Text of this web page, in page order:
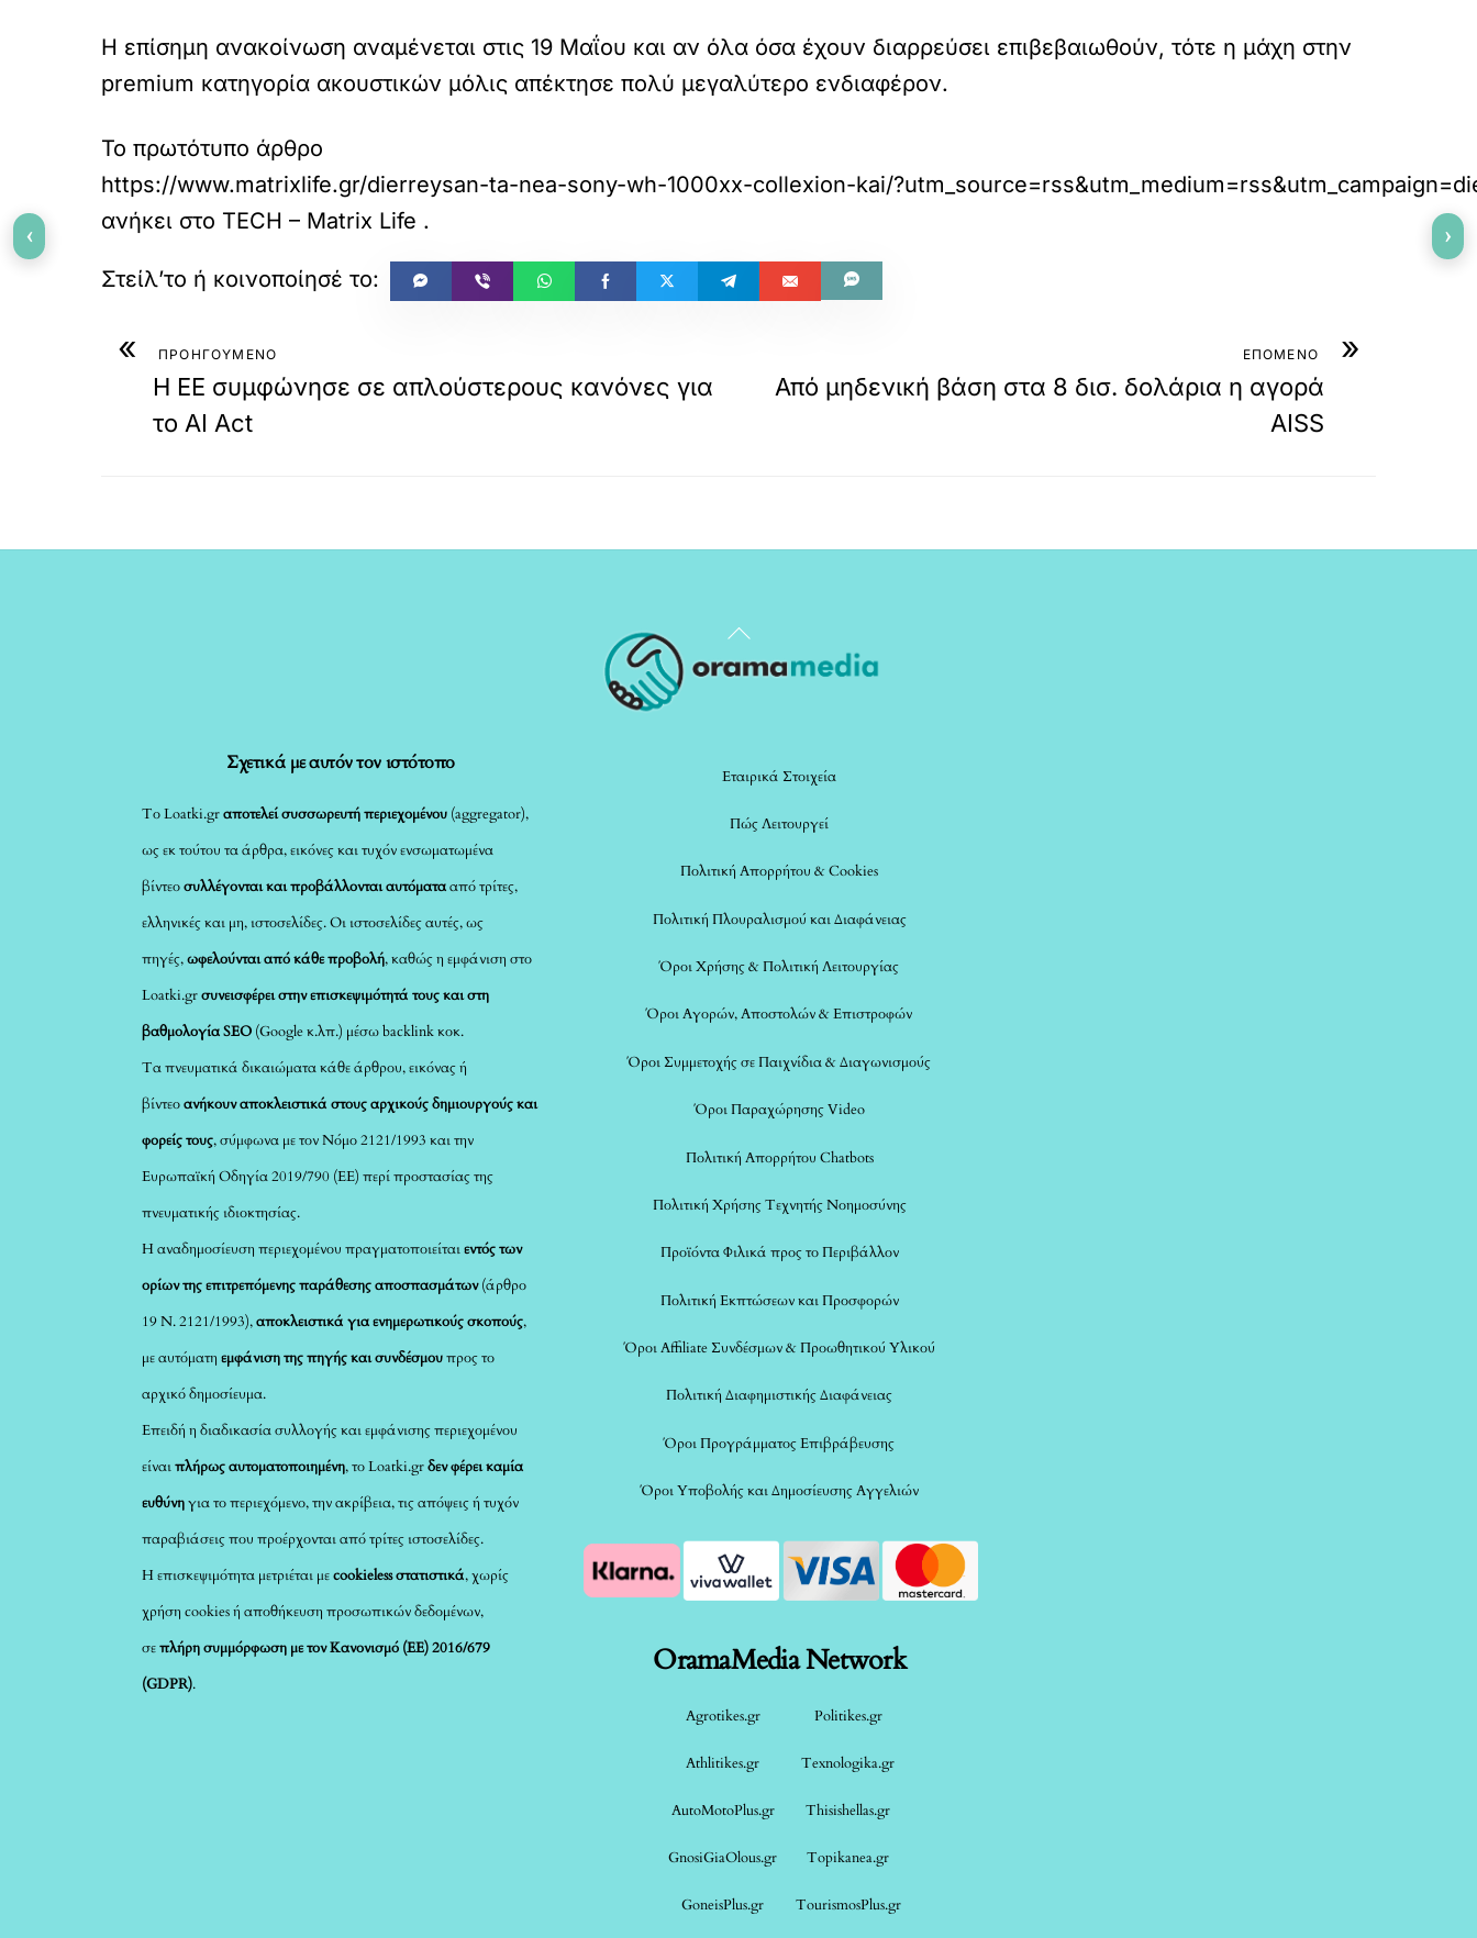
Η επίσημη ανακοίνωση αναμένεται στις 19 Μαΐου και αν όλα όσα έχουν διαρρεύσει επιβεβαιωθούν, τότε η μάχη στην
premium κατηγορία ακουστικών μόλις απέκτησε πολύ μεγαλύτερο ενδιαφέρον.
Το πρωτότυπο άρθρο
https://www.matrixlife.gr/dierreysan-ta-nea-sony-wh-1000xx-collexion-kai/
ανήκει στο TECH – Matrix Life .
« ΠΡΟΗΓΟΥΜΕΝΟ
Η ΕΕ συμφώνησε σε απλούστερους κανόνες για
το AI Act
»
ΕΠΟΜΕΝΟ
Από μηδενική βάση στα 8 δισ. δολάρια η αγορά
AISS
Back
To
Σχετικά με αυτόν τον ιστότοπο
Το Loatki.grαποτελεί συσσωρευτή περιεχομένου (aggregator),
ως εκ τούτου τα άρθρα, εικόνες και τυχόν ενσωματωμένα
βίντεοσυλλέγονται και προβάλλονται αυτόματααπό τρίτες,
ελληνικές και μη, ιστοσελίδες. Οι ιστοσελίδες αυτές, ως
πηγές,ωφελούνται από κάθε προβολή, καθώς η εμφάνιση στο
Loatki.grσυνεισφέρει στην επισκεψιμότητά τους και στη
βαθμολογία SEO (Google κ.λπ.) μέσω backlink κοκ.
Τα πνευματικά δικαιώματα κάθε άρθρου, εικόνας ή
βίντεοανήκουν αποκλειστικά στους αρχικούς δημιουργούς και
φορείς τους, σύμφωνα με τον Νόμο 2121/1993 και την
Ευρωπαϊκή Οδηγία 2019/790 (ΕΕ) περί προστασίας της
πνευματικής ιδιοκτησίας.
Η αναδημοσίευση περιεχομένου πραγματοποιείταιεντός των
ορίων της επιτρεπόμενης παράθεσης αποσπασμάτων(άρθρο
19 Ν. 2121/1993),αποκλειστικά για ενημερωτικούς σκοπούς,
με αυτόματηεμφάνιση της πηγής και συνδέσμουπρος το
αρχικό δημοσίευμα.
Επειδή η διαδικασία συλλογής και εμφάνισης περιεχομένου
είναιπλήρως αυτοματοποιημένη, το Loatki.grδεν φέρει καμία
ευθύνηγια το περιεχόμενο, την ακρίβεια, τις απόψεις ή τυχόν
παραβιάσεις που προέρχονται από τρίτες ιστοσελίδες.
Η επισκεψιμότητα μετριέται μεcookieless στατιστικά, χωρίς
χρήση cookies ή αποθήκευση προσωπικών δεδομένων,
σεπλήρη συμμόρφωση με τον Κανονισμό (ΕΕ) 2016/679
(GDPR).
Εταιρικά Στοιχεία
Πώς Λειτουργεί
Πολιτική Απορρήτου & Cookies
Πολιτική Πλουραλισμού και Διαφάνειας
Όροι Χρήσης & Πολιτική Λειτουργίας
Όροι Αγορών, Αποστολών & Επιστροφών
Όροι Συμμετοχής σε Παιχνίδια & Διαγωνισμούς
Όροι Παραχώρησης Video
Πολιτική Απορρήτου Chatbots
Πολιτική Χρήσης Τεχνητής Νοημοσύνης
Προϊόντα Φιλικά προς το Περιβάλλον
Πολιτική Εκπτώσεων και Προσφορών
Όροι Affiliate Συνδέσμων & Προωθητικού Υλικού
Πολιτική Διαφημιστικής Διαφάνειας
Όροι Προγράμματος Επιβράβευσης
Όροι Υποβολής και Δημοσίευσης Αγγελιών
OramaMedia Network
Agrotikes.gr Politikes.gr
Athlitikes.gr Texnologika.gr
AutoMotoPlus.gr Thisishellas.gr
GnosiGiaOlous.gr Topikanea.gr
GoneisPlus.gr TourismosPlus.gr
‹ ›